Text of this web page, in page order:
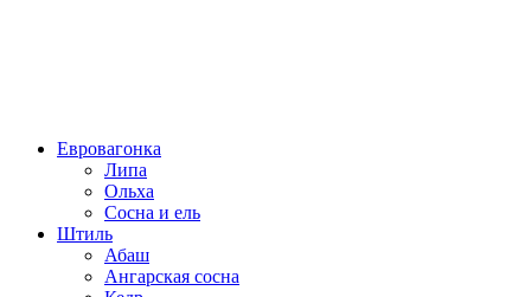
Евровагонка
Липа
Ольха
Сосна и ель
Штиль
Абаш
Ангарская сосна